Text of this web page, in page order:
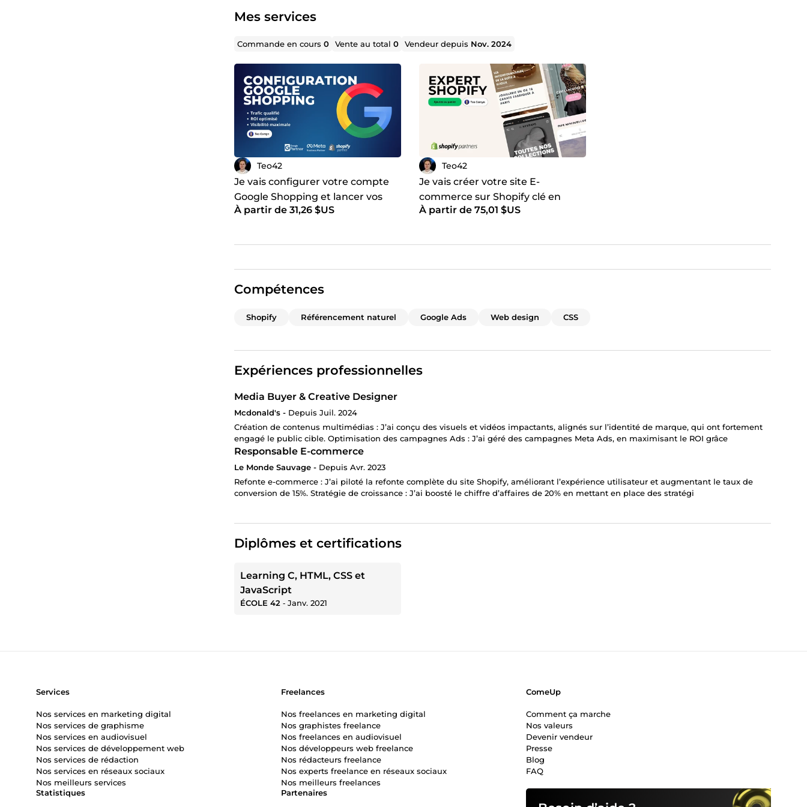
Mes services
Commande en cours0 Vente au total0 Vendeur depuis Nov. 2024
Teo42
Je vais configurer votre compte
Google Shopping et lancer vos
campagnes e-commerce
À partir de 31,26 $US
Teo42
Je vais créer votre site E-
commerce sur Shopify clé en
main
À partir de 75,01 $US
Compétences
Shopify Référencement naturel Google Ads Web design CSS
Expériences professionnelles
Media Buyer & Creative Designer
Mcdonald's - Depuis Juil. 2024
Création de contenus multimédias : J’ai conçu des visuels et vidéos impactants, alignés sur l’identité de marque, qui ont fortement
engagé le public cible. Optimisation des campagnes Ads : J’ai géré des campagnes Meta Ads, en maximisant le ROI grâce
Responsable E-commerce
Le Monde Sauvage - Depuis Avr. 2023
Refonte e-commerce : J’ai piloté la refonte complète du site Shopify, améliorant l’expérience utilisateur et augmentant le taux de
conversion de 15%. Stratégie de croissance : J’ai boosté le chiffre d’affaires de 20% en mettant en place des stratégi
Diplômes et certifications
Learning C, HTML, CSS et
JavaScript
ÉCOLE 42 ‐ Janv. 2021
Partenaires
Statistiques
Services
Nos services en marketing digital
Nos services de graphisme
Nos services en audiovisuel
Nos services de développement web
Nos services de rédaction
Nos services en réseaux sociaux
Nos meilleurs services
Freelances
Nos freelances en marketing digital
Nos graphistes freelance
Nos freelances en audiovisuel
Nos développeurs web freelance
Nos rédacteurs freelance
Nos experts freelance en réseaux sociaux
Nos meilleurs freelances
ComeUp
Comment ça marche
Nos valeurs
Devenir vendeur
Presse
Blog
FAQ